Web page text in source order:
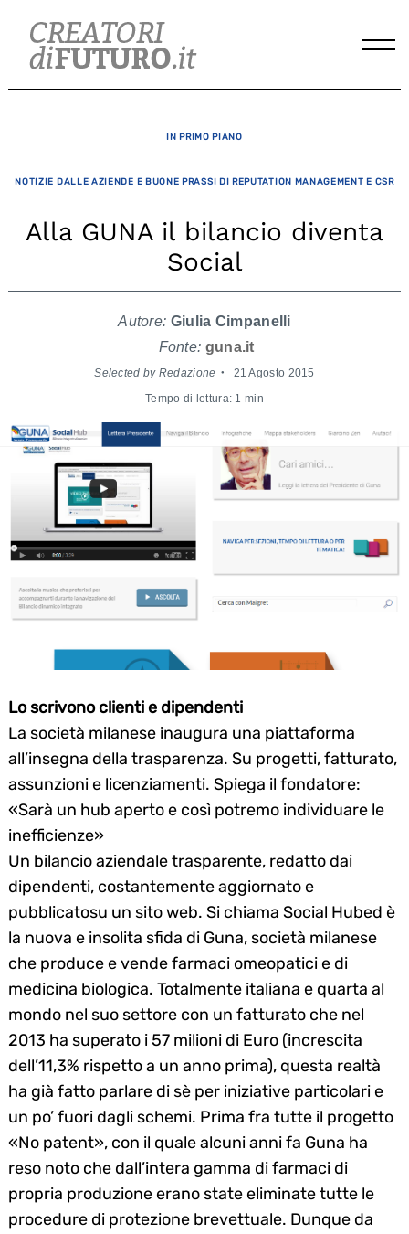
content
IN PRIMO PIANO
NOTIZIE DALLE AZIENDE E BUONE PRASSI DI REPUTATION MANAGEMENT E CSR
Alla GUNA il bilancio diventa
Social
Autore: Giulia Cimpanelli
Fonte: guna.it
Selected by Redazione 21 Agosto 2015
Tempo di lettura: 1 min
Lo scrivono clienti e dipendenti
La società milanese inaugura una piattaforma
all’insegna della trasparenza. Su progetti, fatturato,
assunzioni e licenziamenti. Spiega il fondatore:
«Sarà un hub aperto e così potremo individuare le
inefficienze»
Un bilancio aziendale trasparente, redatto dai
dipendenti, costantemente aggiornato e
pubblicatosu un sito web. Si chiama Social Hubed è
la nuova e insolita sfida di Guna, società milanese
che produce e vende farmaci omeopatici e di
medicina biologica. Totalmente italiana e quarta al
mondo nel suo settore con un fatturato che nel
2013 ha superato i 57 milioni di Euro (increscita
dell’11,3% rispetto a un anno prima), questa realtà
ha già fatto parlare di sè per iniziative particolari e
un po’ fuori dagli schemi. Prima fra tutte il progetto
«No patent», con il quale alcuni anni fa Guna ha
reso noto che dall’intera gamma di farmaci di
propria produzione erano state eliminate tutte le
procedure di protezione brevettuale. Dunque da